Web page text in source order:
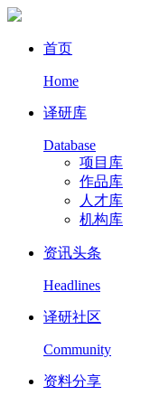
首页
Home
译研库
Database
项目库
作品库
人才库
机构库
资讯头条
Headlines
译研社区
Community
资料分享